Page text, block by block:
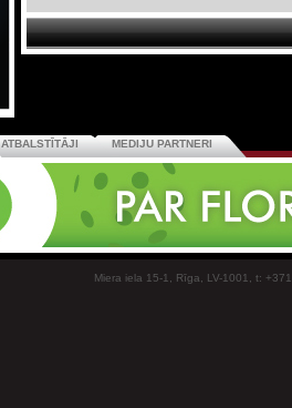
ATBALSTĪTĀJI MEDIJU PARTNERI
Miera iela 15-1, Rīga, LV-1001, t: